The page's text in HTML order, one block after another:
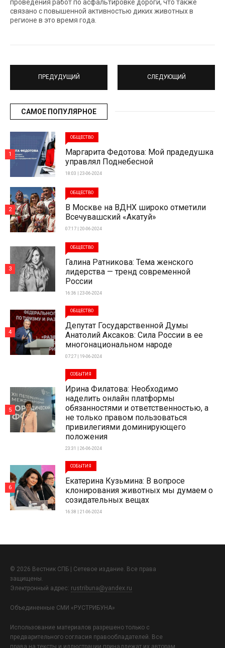
проведения работ по асфальтировке дороги, что также
связано с повышенной активностью диких животных в
регионе в это время года.
ПРЕДУДУЩИЙ СЛЕДУЮЩИЙ
САМОЕ ПОПУЛЯРНОЕ
ОБЩЕСТВО
Маргарита Федотова: Мой прадедушка
управлял Поднебесной
18:03 | 23-06-2024
1
ОБЩЕСТВО
В Москве на ВДНХ широко отметили
Всечувашский «Акатуй»
07:17 | 20-06-2024
2
ОБЩЕСТВО
Галина Ратникова: Тема женского
лидерства — тренд современной
России
16:36 | 23-06-2024
3
ОБЩЕСТВО
Депутат Государственной Думы
Анатолий Аксаков: Сила России в ее
многонациональном народе
07:27 | 19-06-2024
4
СОБЫТИЯ
Ирина Филатова: Необходимо
наделить онлайн платформы
обязанностями и ответственностью, а
не только правом пользоваться
привилегиями доминирующего
положения
23:31 | 26-06-2024
5
СОБЫТИЯ
Екатерина Кузьмина: В вопросе
клонирования животных мы думаем о
созидательных вещах
16:38 | 21-06-2024
6
© 2026 Вестник СПБ | Сетевое издание. Все права
защищены.
Электронный адрес: rustribuna@yandex.ru
Объединенные СМИ «РУСТРИБУНА»
Использование материалов разрешено только с
предварительного согласия правообладателей. Все
права на тексты и иллюстрации принадлежат их авторам.